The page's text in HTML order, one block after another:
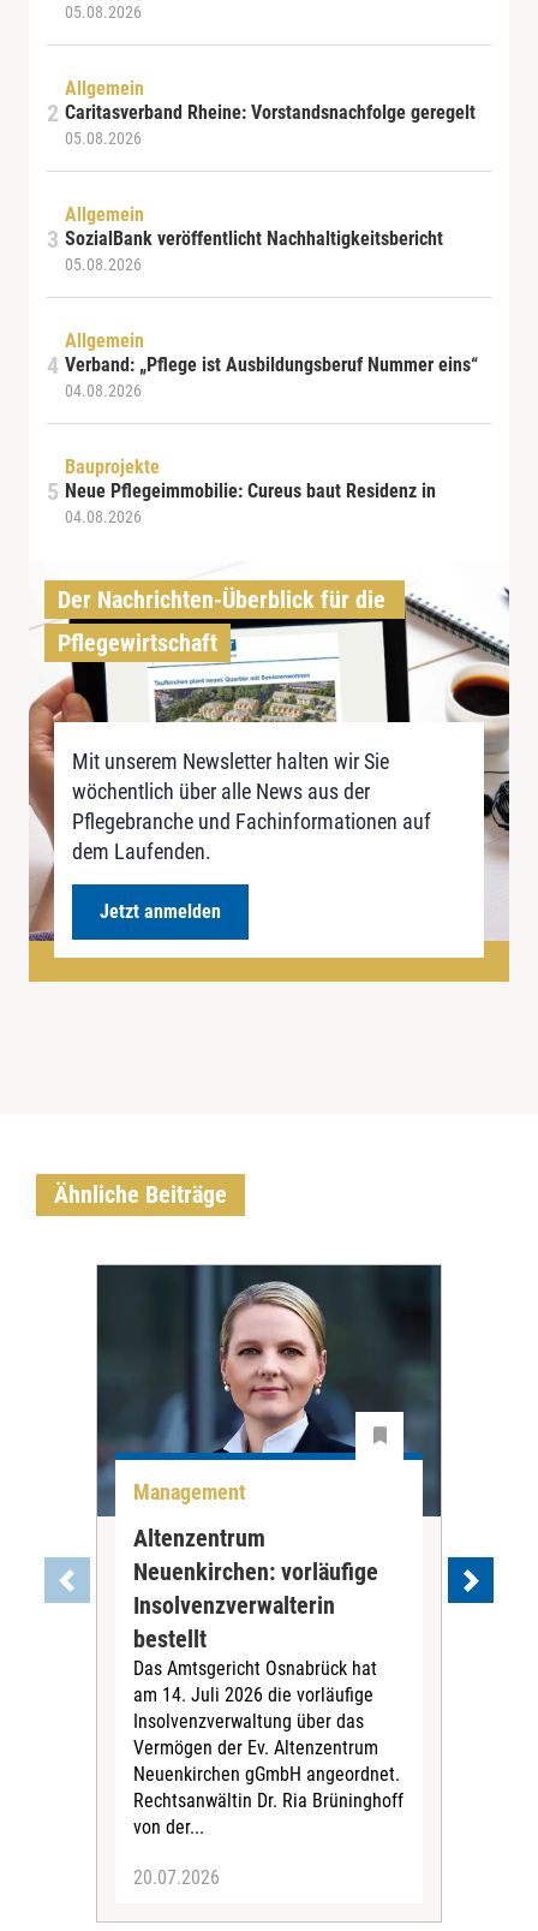
05.08.2026
Allgemein
Caritasverband Rheine: Vorstandsnachfolge geregelt
05.08.2026
Allgemein
SozialBank veröffentlicht Nachhaltigkeitsbericht
05.08.2026
Allgemein
Verband: „Pflege ist Ausbildungsberuf Nummer eins“
04.08.2026
Bauprojekte
Neue Pflegeimmobilie: Cureus baut Residenz in
04.08.2026
Der Nachrichten-Überblick für die
Pflegewirtschaft
Mit unserem Newsletter halten wir Sie
wöchentlich über alle News aus der
Pflegebranche und Fachinformationen auf
dem Laufenden.
Jetzt anmelden
Ähnliche Beiträge
Management
Altenzentrum
Neuenkirchen: vorläufige
Insolvenzverwalterin
bestellt
Das Amtsgericht Osnabrück hat
am 14. Juli 2026 die vorläufige
Insolvenzverwaltung über das
Vermögen der Ev. Altenzentrum
Neuenkirchen gGmbH angeordnet.
Rechtsanwältin Dr. Ria Brüninghoff
von der...
20.07.2026